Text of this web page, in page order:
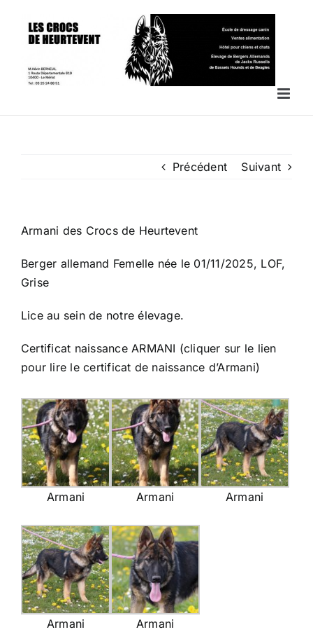
contenu
Précédent Suivant
Armani des Crocs de Heurtevent
Berger allemand Femelle née le 01/11/2025, LOF,
Grise
Lice au sein de notre élevage.
Certificat naissance ARMANI (cliquer sur le lien
pour lire le certificat de naissance d’Armani)
Armani Armani Armani
Armani Armani